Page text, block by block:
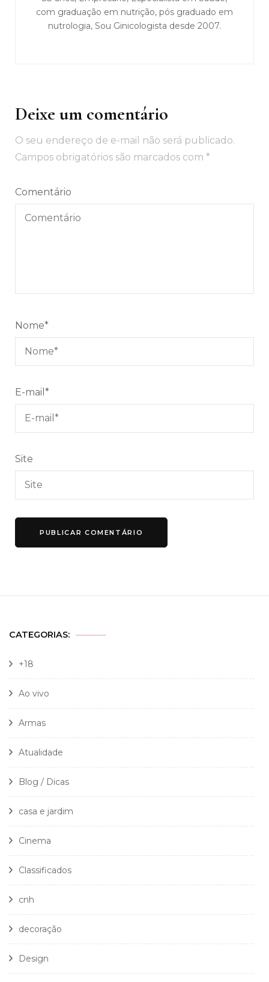
com graduação em nutrição, pós graduado em
nutrologia, Sou Ginicologista desde 2007.
Deixe um comentário
O seu endereço de e-mail não será publicado.
Campos obrigatórios são marcados com *
Comentário
Nome*
E-mail *
Site
CATEGORIAS:
+18
Ao vivo
Armas
Atualidade
Blog / Dicas
casa e jardim
Cinema
Classificados
cnh
decoração
Design